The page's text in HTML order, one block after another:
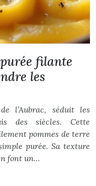
filante
les
l’Aubrac, séduit les
des siècles. Cette
pommes de terre
purée. Sa texture
font un…